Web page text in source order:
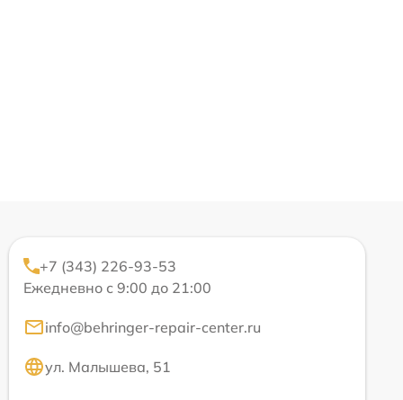
+7 (343) 226-93-53
Ежедневно с 9:00 до 21:00
info@behringer-repair-center.ru
ул. Малышева, 51